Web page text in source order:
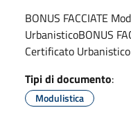
BONUS FACCIATE
UrbanisticoBONUS
Certificato Urbanistico
Tipi di documento:
Modulistica